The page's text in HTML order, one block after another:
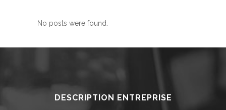
No posts were found.
DESCRIPTION ENTREPRISE